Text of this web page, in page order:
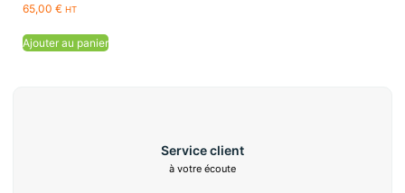
Service client
à votre écoute
65,00 € HT
Ajouter au panier